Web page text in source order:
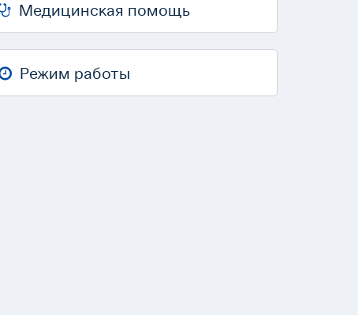
Медицинская помощь
Режим работы